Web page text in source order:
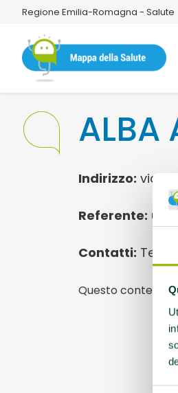
Regione Emilia-Romagna - Salute
ALBA
Indirizzo: via
Referente:
Contatti: Tel
Questo